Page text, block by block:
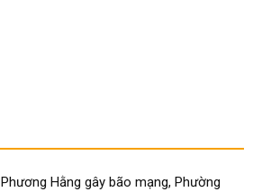
Phương Hằng gây bão mạng, Phường